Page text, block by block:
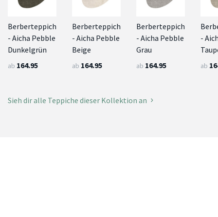
Berberteppich
- Aicha Pebble
Dunkelgrün
ab 164.95
Berberteppich
- Aicha Pebble
Beige
ab 164.95
Berberteppich
- Aicha Pebble
Grau
ab 164.95
-
ab
Sieh dir alle Teppiche dieser Kollektion an